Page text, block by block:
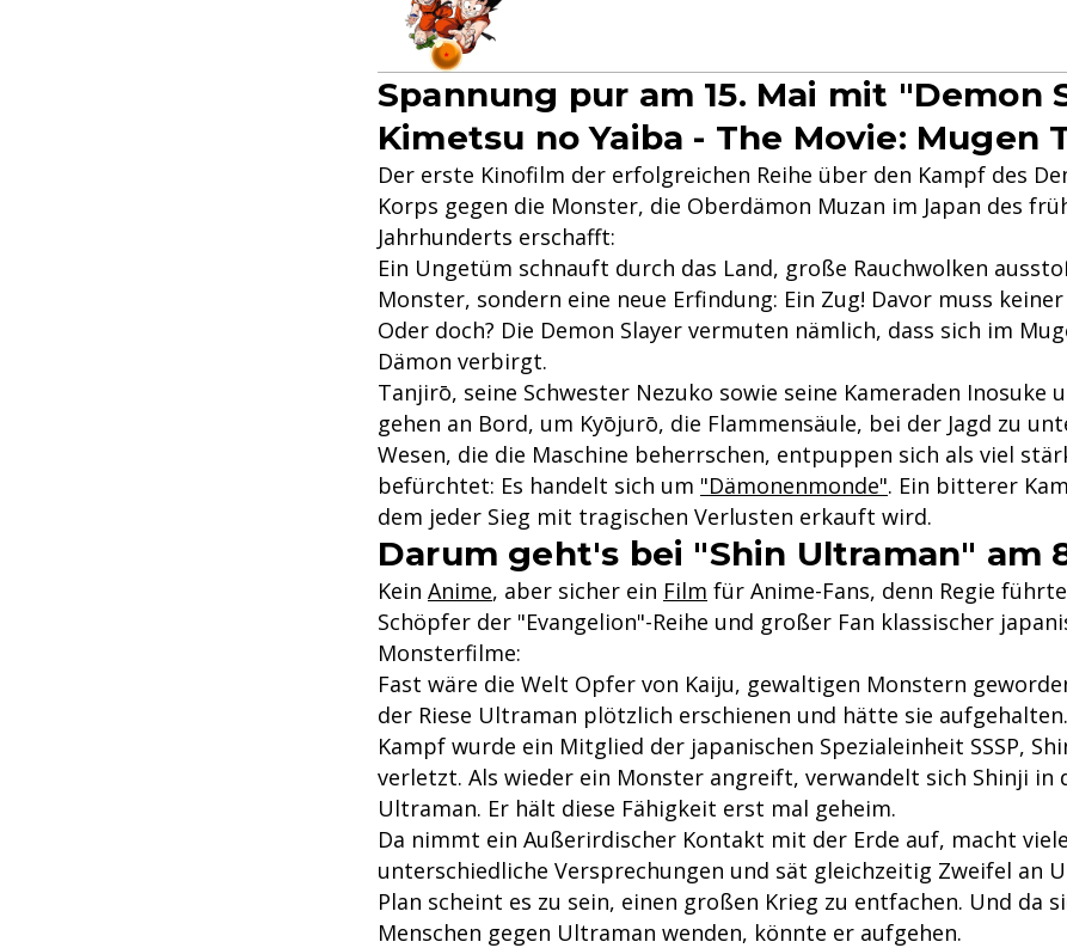
Spannung pur am 15. Mai mit "Demon
Kimetsu no Yaiba - The Movie: Mugen
Der erste Kinofilm der erfolgreichen Reihe über den Kampf des
Korps gegen die Monster, die Oberdämon Muzan im Japan des
Jahrhunderts erschafft:
Ein Ungetüm schnauft durch das Land, große Rauchwolken
Monster, sondern eine neue Erfindung: Ein Zug! Davor muss
Oder doch? Die Demon Slayer vermuten nämlich, dass sich im
Dämon verbirgt.
Tanjirō, seine Schwester Nezuko sowie seine Kameraden Inosuke
gehen an Bord, um Kyōjurō, die Flammensäule, bei der Jagd zu
Wesen, die die Maschine beherrschen, entpuppen sich als viel
befürchtet: Es handelt sich um "Dämonenmonde". Ein bitterer
dem jeder Sieg mit tragischen Verlusten erkauft wird.
Darum geht's bei "Shin Ultraman" am
Kein Anime, aber sicher ein Film für Anime-Fans, denn Regie
Schöpfer der "Evangelion"-Reihe und großer Fan klassischer
Monsterfilme:
Fast wäre die Welt Opfer von Kaiju, gewaltigen Monstern
der Riese Ultraman plötzlich erschienen und hätte sie
Kampf wurde ein Mitglied der japanischen Spezialeinheit SSSP,
verletzt. Als wieder ein Monster angreift, verwandelt sich Shinji in
Ultraman. Er hält diese Fähigkeit erst mal geheim.
Da nimmt ein Außerirdischer Kontakt mit der Erde auf, macht
unterschiedliche Versprechungen und sät gleichzeitig Zweifel an
Plan scheint es zu sein, einen großen Krieg zu entfachen. Und da
Menschen gegen Ultraman wenden, könnte er aufgehen.